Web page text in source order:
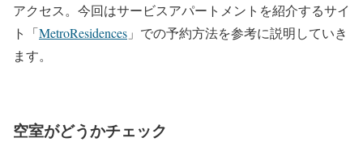
アクセス。今回はサービスアパートメントを紹介するサイ
ト「MetroResidences 」での予約方法を参考に説明していき
ます。
空室がどうかチェック